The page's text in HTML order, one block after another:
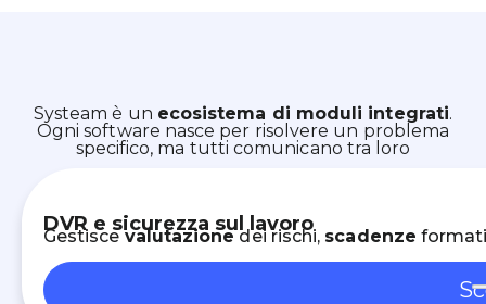
Systeam è un ecosistema di moduli integrati.
Ogni software nasce per risolvere un problema
specifico, ma tutti comunicano tra loro
DVR e sicurezza sul lavoro
Gestiscevalutazionedei rischi, scadenze